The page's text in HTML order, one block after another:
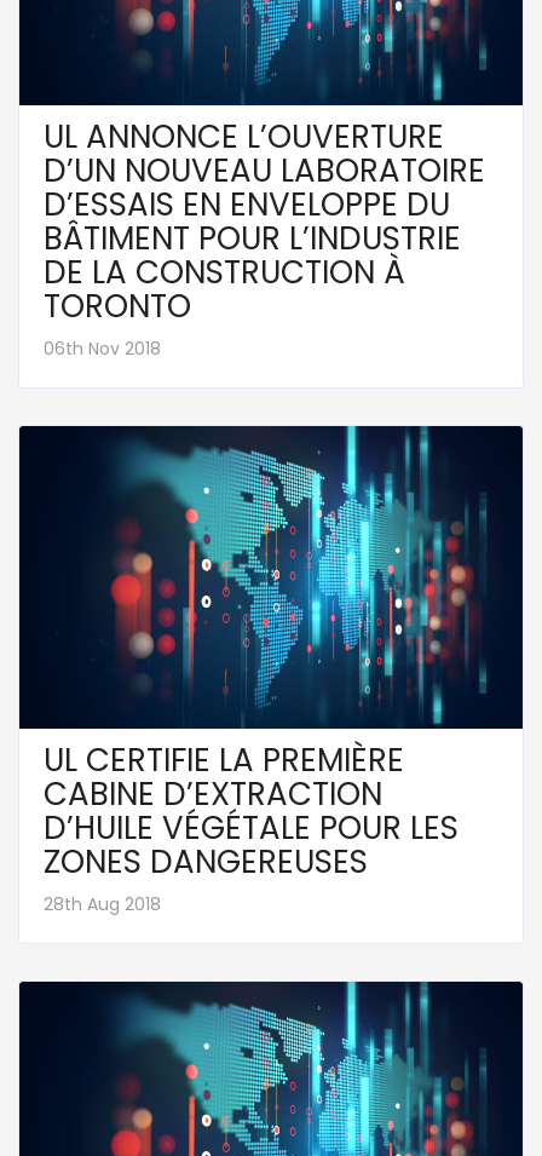
UL ANNONCE L’OUVERTURE
D’UN NOUVEAU LABORATOIRE
D’ESSAIS EN ENVELOPPE DU
BÂTIMENT POUR L’INDUSTRIE
DE LA CONSTRUCTION À
TORONTO
06th Nov 2018
UL CERTIFIE LA PREMIÈRE
CABINE D’EXTRACTION
D’HUILE VÉGÉTALE POUR LES
ZONES DANGEREUSES
28th Aug 2018